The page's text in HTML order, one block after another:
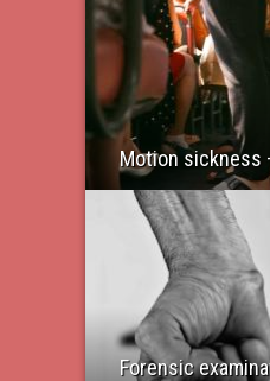
Motion sickness
Forensic